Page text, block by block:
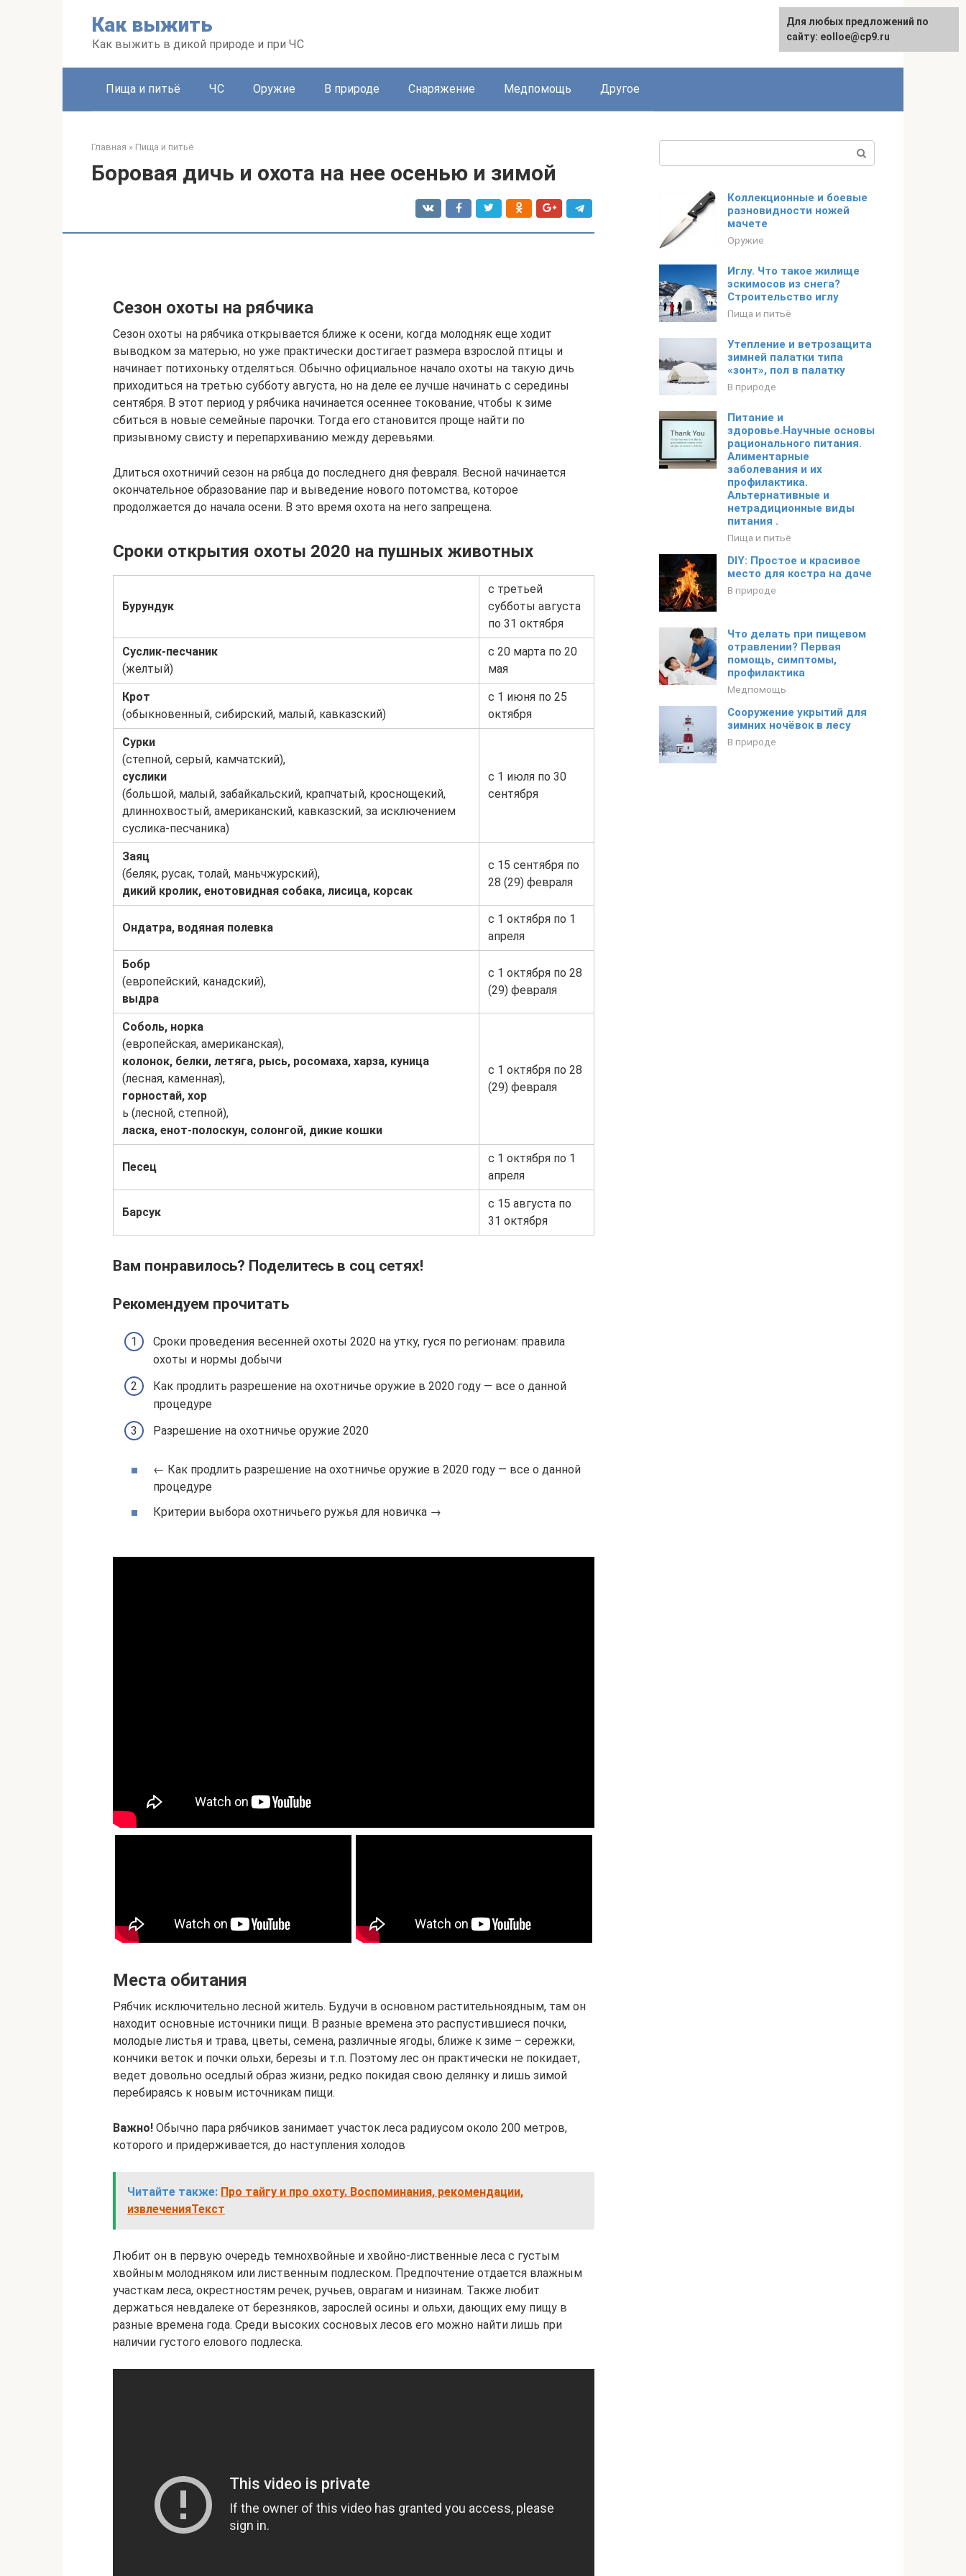
Как выжить
Как выжить в дикой природе и при ЧС
Пища и питьё ЧС Оружие В природе Снаряжение Медпомощь Другое
Главная » Пища и питьё
Боровая дичь и охота на нее осенью и зимой
Сезон охоты на рябчика
Сезон охоты на рябчика открывается ближе к осени, когда молодняк еще ходит
выводком за матерью, но уже практически достигает размера взрослой птицы и
начинает потихоньку отделяться. Обычно официальное начало охоты на такую дичь
приходиться на третью субботу августа, но на деле ее лучше начинать с середины
сентября. В этот период у рябчика начинается осеннее токование, чтобы к зиме
сбиться в новые семейные парочки. Тогда его становится проще найти по
призывному свисту и перепархиванию между деревьями.
Длиться охотничий сезон на рябца до последнего дня февраля. Весной начинается
окончательное образование пар и выведение нового потомства, которое
продолжается до начала осени. В это время охота на него запрещена.
Сроки открытия охоты 2020 на пушных животных
Бурундук
с третьей
субботы августа
по 31 октября
Суслик-песчаник
(желтый)
с 20 марта по 20
мая
Крот
(обыкновенный, сибирский, малый, кавказский)
с 1 июня по 25
октября
Сурки
(степной, серый, камчатский),
суслики
(большой, малый, забайкальский, крапчатый, кроснощекий,
длиннохвостый, американский, кавказский, за исключением
суслика-песчаника)
с 1 июля по 30
сентября
Заяц
(беляк, русак, толай, маньчжурский),
дикий кролик, енотовидная собака, лисица, корсак
с 15 сентября по
28 (29) февраля
Ондатра, водяная полевка
с 1 октября по 1
апреля
Бобр
(европейский, канадский),
выдра
с 1 октября по 28
(29) февраля
Соболь, норка
(европейская, американская),
колонок, белки, летяга, рысь, росомаха, харза, куница
(лесная, каменная),
горностай, хор
ь (лесной, степной),
ласка, енот-полоскун, солонгой, дикие кошки
с 1 октября по 28
(29) февраля
Песец
с 1 октября по 1
апреля
Барсук
с 15 августа по
31 октября
Вам понравилось? Поделитесь в соц сетях!
Рекомендуем прочитать
Сроки проведения весенней охоты 2020 на утку, гуся по регионам: правила
охоты и нормы добычи
Как продлить разрешение на охотничье оружие в 2020 году — все о данной
процедуре
Разрешение на охотничье оружие 2020
← Как продлить разрешение на охотничье оружие в 2020 году — все о данной
процедуре
Критерии выбора охотничьего ружья для новичка →
Места обитания
Рябчик исключительно лесной житель. Будучи в основном растительноядным, там он
находит основные источники пищи. В разные времена это распустившиеся почки,
молодые листья и трава, цветы, семена, различные ягоды, ближе к зиме – сережки,
кончики веток и почки ольхи, березы и т.п. Поэтому лес он практически не покидает,
ведет довольно оседлый образ жизни, редко покидая свою делянку и лишь зимой
перебираясь к новым источникам пищи.
Важно! Обычно пара рябчиков занимает участок леса радиусом около 200 метров,
которого и придерживается, до наступления холодов
Читайте также: Про тайгу и про охоту. Воспоминания, рекомендации,
извлеченияТекст
Любит он в первую очередь темнохвойные и хвойно-лиственные леса с густым
хвойным молодняком или лиственным подлеском. Предпочтение отдается влажным
участкам леса, окрестностям речек, ручьев, оврагам и низинам. Также любит
держаться невдалеке от березняков, зарослей осины и ольхи, дающих ему пищу в
разные времена года. Среди высоких сосновых лесов его можно найти лишь при
наличии густого елового подлеска.
Коллекционные и боевые
разновидности ножей
мачете
Оружие
Иглу. Что такое жилище
эскимосов из снега?
Строительство иглу
Пища и питьё
Утепление и ветрозащита
зимней палатки типа
«зонт», пол в палатку
В природе
Питание и
здоровье.Научные основы
рационального питания.
Алиментарные
заболевания и их
профилактика.
Альтернативные и
нетрадиционные виды
питания .
Пища и питьё
DIY: Простое и красивое
место для костра на даче
В природе
Что делать при пищевом
отравлении? Первая
помощь, симптомы,
профилактика
Медпомощь
Сооружение укрытий для
зимних ночёвок в лесу
В природе
Для любых предложений по
сайту: eolloe@cp9.ru